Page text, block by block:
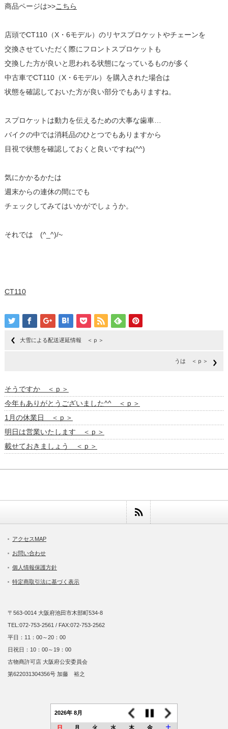
商品ページは>>こちら
店頭でCT110（X・6モデル）のリヤスプロケットやチェーンを
交換させていただく際にフロントスプロケットも
交換した方が良いと思われる状態になっているものが多く
中古車でCT110（X・6モデル）を購入された場合は
状態を確認しておいた方が良い部分でもありますね。
スプロケットは動力を伝えるための大事な歯車…
バイクの中では消耗品のひとつでもありますから
目視で状態を確認しておくと良いですね(^^)
気にかかるかたは
週末からの連休の間にでも
チェックしてみてはいかがでしょうか。
それでは (^_^)/~
CT110
大雪による配送遅延情報 ＜ｐ＞
うは ＜ｐ＞
そうですか ＜ｐ＞
今年もありがとうございました^^ ＜ｐ＞
1月の休業日 ＜ｐ＞
明日は営業いたします ＜ｐ＞
載せておきましょう ＜ｐ＞
アクセスMAP
お問い合わせ
個人情報保護方針
特定商取引法に基づく表示
〒563-0014 大阪府池田市木部町534-8
TEL:072-753-2561 / FAX:072-753-2562
平日：11：00～20：00
日祝日：10：00～19：00
古物商許可店 大阪府公安委員会
第622031304356号 加藤 裕之
2026年 8月
日 月 火 水 木 金 土